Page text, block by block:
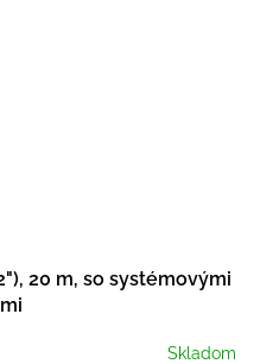
20 m, so systémovými
Skladom